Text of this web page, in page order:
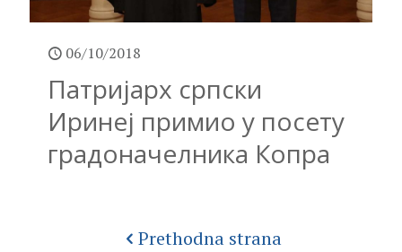
06/10/2018
Патријарх српски
Иринеј примио у посету
градоначелника Копра
Prethodna strana